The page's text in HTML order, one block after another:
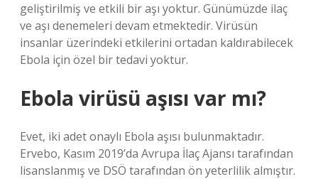
geliştirilmiş ve etkili bir aşı yoktur. Günümüzde ilaç
ve aşı denemeleri devam etmektedir. Virüsün
insanlar üzerindeki etkilerini ortadan kaldırabilecek
Ebola için özel bir tedavi yoktur.
Ebola virüsü aşısı var mı?
Evet, iki adet onaylı Ebola aşısı bulunmaktadır.
Ervebo, Kasım 2019’da Avrupa İlaç Ajansı tarafından
lisanslanmış ve DSÖ tarafından ön yeterlilik almıştır.